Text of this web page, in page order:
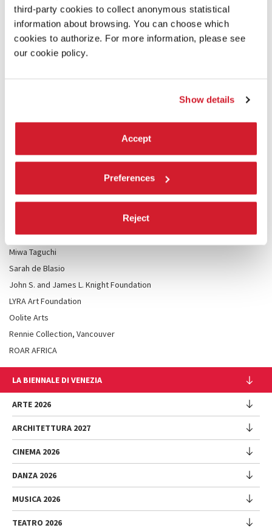
third-party cookies to collect anonymous statistical
information about browsing. You can choose which
cookies to authorize. For more information, please see
our cookie policy.
Show details
Accept
Preferences
Reject
Michelangelo Foundation
for Creativity and Craftmanship
The Cultivist
Holly Peterson Foundation
James Howell Foundation
and David J. Haemisegger
Mercedes Vilardell
Gitti Hug and Cristina Bechtler
Miwa Taguchi
Sarah de Blasio
John S. and James L. Knight Foundation
LYRA Art Foundation
Oolite Arts
Rennie Collection, Vancouver
ROAR AFRICA
LA BIENNALE DI VENEZIA
L'Istituzione
Cariche istituzionali
Storia
Luoghi
Sponsorship
Sostenibilità ambientale
ARTE 2026
Esposizione
Intervento di Pietrangelo Buttafuoco
Intervento di Koyo Kouoh / La squadra di Koyo Kouoh
Partecipazioni Nazionali
Eventi collaterali
ARCHITETTURA 2027
Mostra
Partecipazioni Nazionali (procedura)
Eventi Collaterali (procedura)
CINEMA 2026
Mostra
Venice Immersive
Intervento di Alberto Barbera
DANZA 2026
Festival
MUSICA 2026
Festival
TEATRO 2026